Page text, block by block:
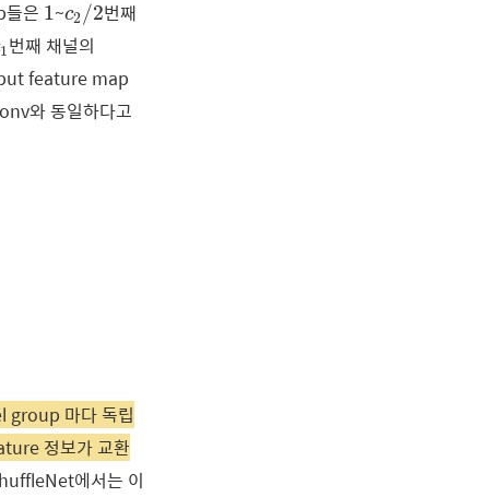
은 1~c2 /2번째
11번째 채널의
feature map
와 동일하다고
group 마다 독립
정보가 교환
에서는 이